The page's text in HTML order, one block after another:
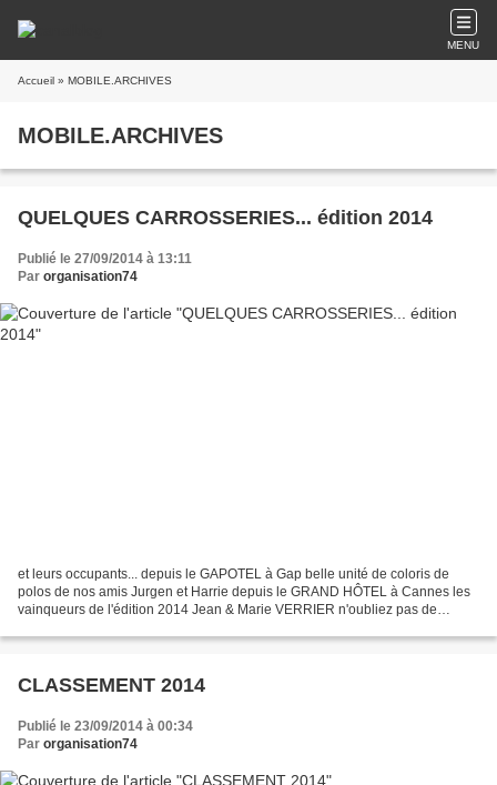
MENU
Accueil » MOBILE.ARCHIVES
MOBILE.ARCHIVES
QUELQUES CARROSSERIES... édition 2014
Publié le 27/09/2014 à 13:11
Par organisation74
et leurs occupants... depuis le GAPOTEL à Gap belle unité de coloris de
polos de nos amis Jurgen et Harrie depuis le GRAND HÔTEL à Cannes les
vainqueurs de l'édition 2014 Jean & Marie VERRIER n'oubliez pas de
CLASSEMENT 2014
Publié le 23/09/2014 à 00:34
Par organisation74